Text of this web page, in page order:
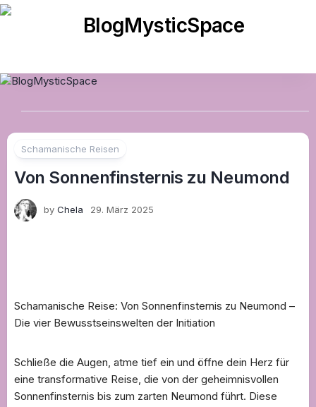
Skip
Schamanische Reisen
Von Sonnenfinsternis zu Neumond
by Chela 29. März 2025
Schamanische Reise: Von Sonnenfinsternis zu Neumond –
Die vier Bewusstseinswelten der Initiation
Schließe die Augen, atme tief ein und öffne dein Herz für
eine transformative Reise, die von der geheimnisvollen
Sonnenfinsternis bis zum zarten Neumond führt. Diese